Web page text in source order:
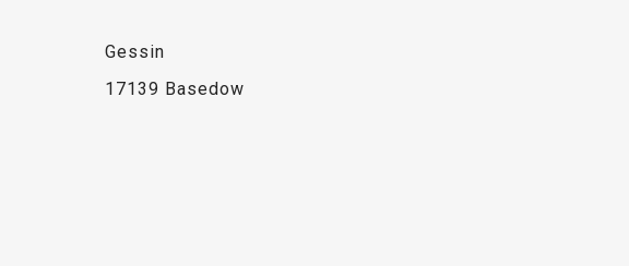
Gessin
17139 Basedow